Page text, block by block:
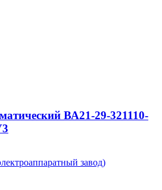
ВА21-29-321110-
завод)